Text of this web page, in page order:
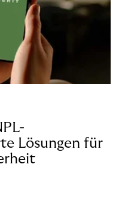
Lösungen für